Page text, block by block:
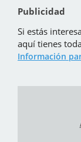
Publicidad
Si estás
aquí tienes
Información